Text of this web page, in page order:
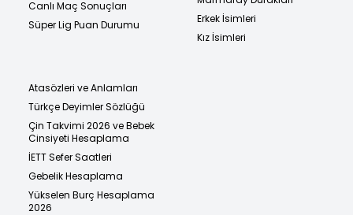
Canlı Maç Sonuçları
Süper Lig Puan Durumu
Erkek İsimleri
Kız İsimleri
Atasözleri ve Anlamları
Türkçe Deyimler Sözlüğü
Çin Takvimi 2026 ve Bebek
Cinsiyeti Hesaplama
İETT Sefer Saatleri
Gebelik Hesaplama
Yükselen Burç Hesaplama
2026